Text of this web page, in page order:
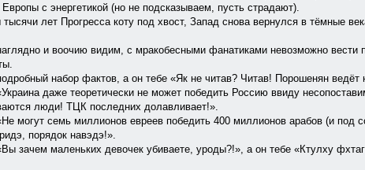
с энергетикой (но не подсказываем, пусть страдают).
лет Прогресса коту под хвост, Запад снова вернулся в тёмные
и воочию видим, с мракобесными фанатиками невозможно вести
набор фактов, а он тебе «Як не читав? Читав! Порошенян
даже теоретически не может победить Россию ввиду
люди! ТЦК последних долавливает!».
могут семь миллионов евреев победить 400 миллионов арабов (и под
порядок навэдэ!».
зачем маленьких девочек убиваете, уроды?!», а он тебе «Ктулху